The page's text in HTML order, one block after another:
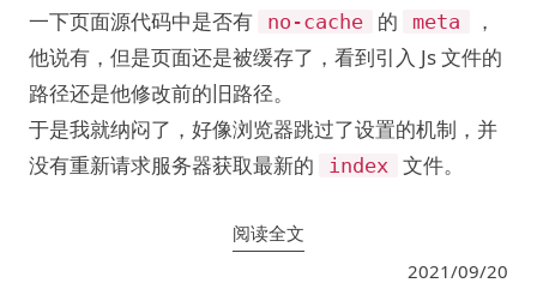
一下页面源代码中是否有
no-cache 的 meta
，
他说有，但是页面还是被缓存了，看到引入 Js 文件的
路径还是他修改前的旧路径。
于是我就纳闷了，好像浏览器跳过了设置的机制，并
没有重新请求服务器获取最新的
index 文件。
阅读全文
2021/09/20